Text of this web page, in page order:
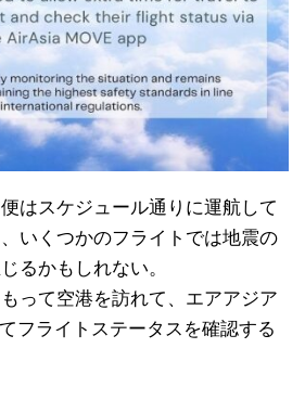
はスケジュール通りに運航して
いくつかのフライトでは地震の
るかもしれない。
って空港を訪れて、エアアジア
フライトステータスを確認する